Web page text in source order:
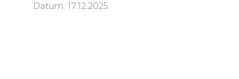
Datum: 17.12.2025